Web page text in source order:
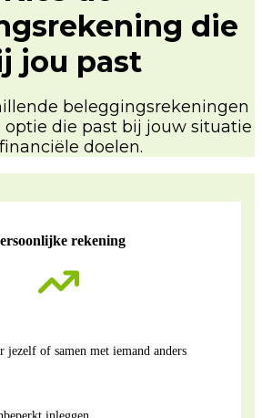
die
jou past
beleggingsrekeningen
die past bij jouw situatie
doelen.
rekening
jezelf of samen met iemand anders